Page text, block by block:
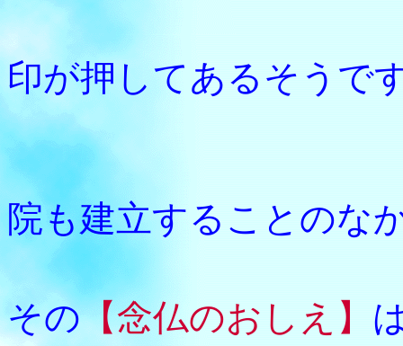
法然上
印が押してあるそうで
生前、
院も建立することのな
法然上
その【念仏のおしえ】